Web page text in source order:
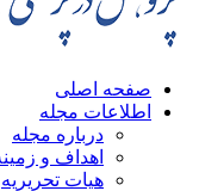
صفحه اصلی
اطلاعات مجله
درباره مجله
اهداف و
هیات تحریریه